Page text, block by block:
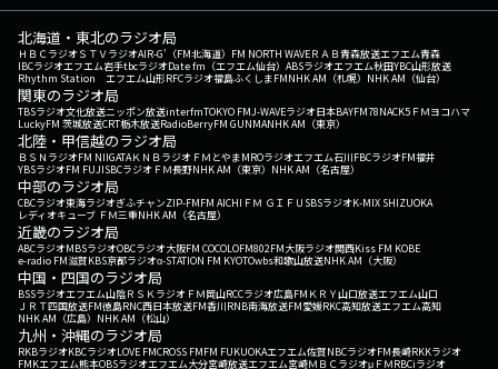
北海道・東北のラジオ局
ＨＢＣラジオＳＴＶラジオAIR-G'（FM北海道） FM NORTH WAVEＲＡＢ青森放送エフエム青森
IBCラジオエフエム岩手tbcラジオDate fm（エフエム仙台） ABSラジオエフエム秋田YBC山形放送
Rhythm Station エフエム山形RFCラジオ福島ふくしまFMNHK AM（札幌） NHK AM（仙台）
関東のラジオ局
TBSラジオ文化放送ニッポン放送interfmTOKYO FMJ-WAVEラジオ日本BAYFM78NACK5 ＦＭヨコハマ
LuckyFM 茨城放送CRT栃木放送RadioBerryFM GUNMANHK AM（東京）
北陸・甲信越のラジオ局
ＢＳＮラジオFM NIIGATAＫＮＢラジオ ＦＭとやまMROラジオエフエム石川FBCラジオFM福井
YBSラジオFM FUJISBCラジオ ＦＭ長野NHK AM（東京） NHK AM（名古屋）
中部のラジオ局
CBCラジオ東海ラジオぎふチャンZIP-FMFM AICHI ＦＭ ＧＩＦＵ SBSラジオK-MIX SHIZUOKA
レディオキューブ ＦＭ三重NHK AM（名古屋）
近畿のラジオ局
ABCラジオMBSラジオOBCラジオ大阪FM COCOLOFM802FM大阪ラジオ関西Kiss FM KOBE
e-radio FM滋賀KBS京都ラジオα-STATION FM KYOTOwbs和歌山放送NHK AM（大阪）
中国・四国のラジオ局
BSSラジオエフエム山陰ＲＳＫラジオ ＦＭ岡山RCCラジオ広島FM ＫＲＹ山口放送エフエム山口
ＪＲＴ四国放送FM徳島RNC西日本放送FM香川RNB南海放送FM愛媛RKC高知放送エフエム高知
NHK AM（広島） NHK AM（松山）
九州・沖縄のラジオ局
RKBラジオKBCラジオLOVE FMCROSS FMFM FUKUOKAエフエム佐賀NBCラジオFM長崎RKKラジオ
FMKエフエム熊本OBSラジオエフエム大分宮崎放送エフエム宮崎ＭＢＣラジオμＦＭRBCiラジオ